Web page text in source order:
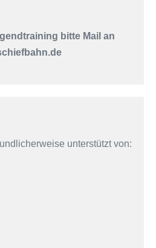
bitte Mail an
unterstützt von: